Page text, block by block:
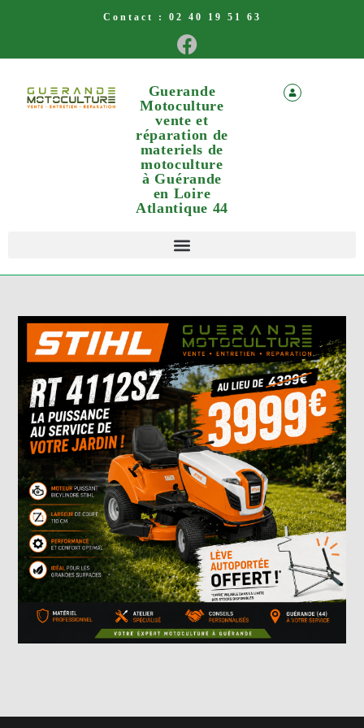
Contact : 02 40 19 51 63
Guerande
Motoculture
vente et
réparation de
materiels de
motoculture
à Guérande
en Loire
Atlantique 44